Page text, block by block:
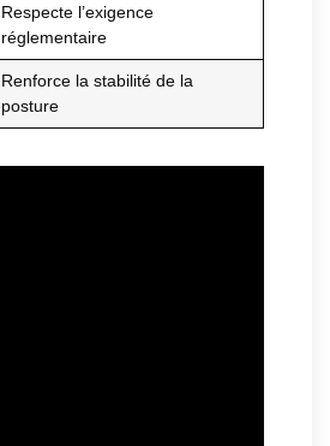
Respecte l’exigence
réglementaire
Renforce la stabilité de la
posture